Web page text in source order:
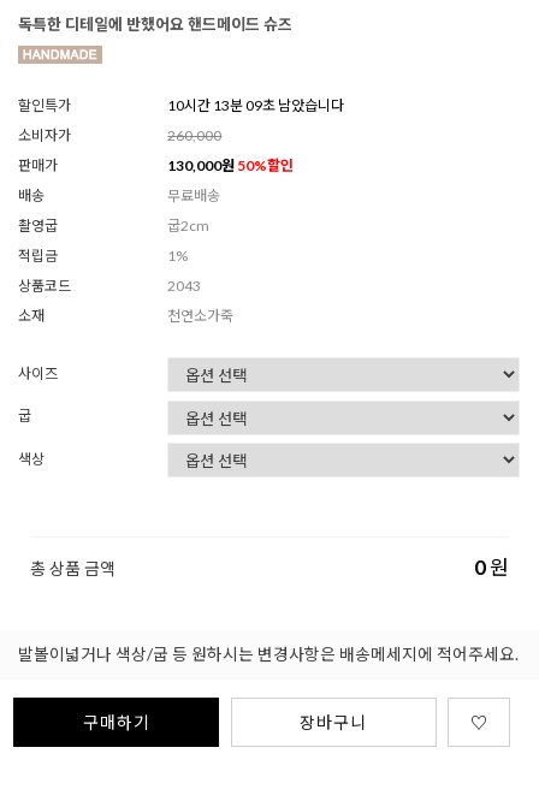
독특한 디테일에 반했어요 핸드메이드 슈즈
할인특가
10시간 13분 07초 남았습니다
소비자가
260,000
판매가
130,000원 50%할인
배송
무료배송
촬영굽
굽2cm
적립금
1%
상품코드
2043
소재
천연소가죽
사이즈
굽
색상
총 상품 금액 0원
발볼이넓거나 색상/굽 등 원하시는 변경사항은 배송메세지에 적어주세요.
구매하기 장바구니 ♡